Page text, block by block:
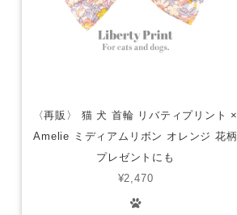
〈再販〉 猫 犬 首輪 リバティプリント ×
Amelie ミディアムリボン オレンジ 花柄
プレゼントにも
¥2,470